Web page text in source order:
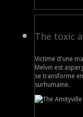
The toxic
Victime d'une
Melvin est
se transforme
surhumaine.